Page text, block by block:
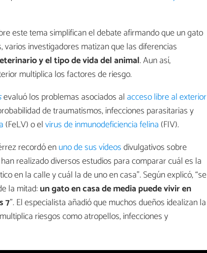
este tema simplifican el debate afirmando que un gato
investigadores matizan que las diferencias
y el tipo de vida del animal. Aun así,
multiplica los factores de riesgo.
evaluó los problemas asociados al acceso libre al exterior
de traumatismos, infecciones parasitarias y
(FeLV) o elvirus de inmunodeficiencia felina (FIV).
recordó enuno de sus vídeosdivulgativos sobre
realizado diversos estudios para comparar cuál es la
en la calle y cuál la de uno en casa”. Según explicó, “se
la mitad:un gato en casa de media puede vivir en
7”. El especialista añadió que muchos dueños idealizan la
riesgos como atropellos, infecciones y